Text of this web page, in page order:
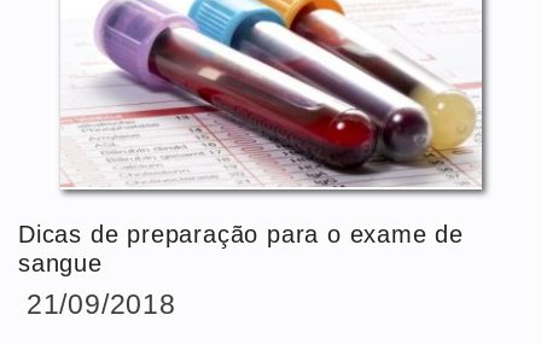
Dicas de preparação para o exame de
sangue
21/09/2018